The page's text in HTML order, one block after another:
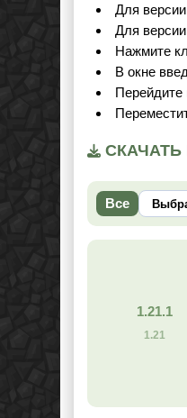
Для
Для
Нажмите
В окне
Перейдите
СКАЧАТЬ
Все
1.21.1
1.21